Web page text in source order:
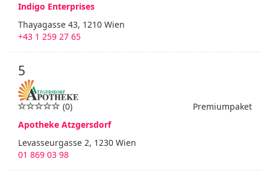
Indigo Enterprises
Thayagasse 43, 1210 Wien
+43 1 259 27 65
5
Premiumpaket
(0)
Apotheke Atzgersdorf
Levasseurgasse 2, 1230 Wien
01 869 03 98